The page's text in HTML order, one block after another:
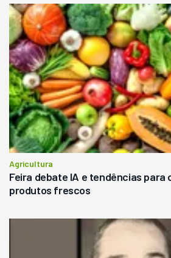
Agricultura
Feira debate IA e tendências para
produtos frescos